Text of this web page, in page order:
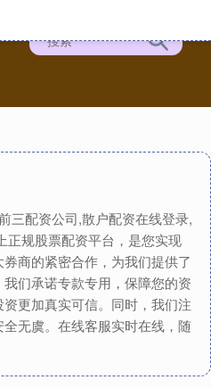
三配资公司,散户配资在线登录,
正规股票配资平台，是您实现
商的紧密合作，为我们提供了
们承诺专款专用，保障您的资
更加真实可信。同时，我们注
无虞。在线客服实时在线，随